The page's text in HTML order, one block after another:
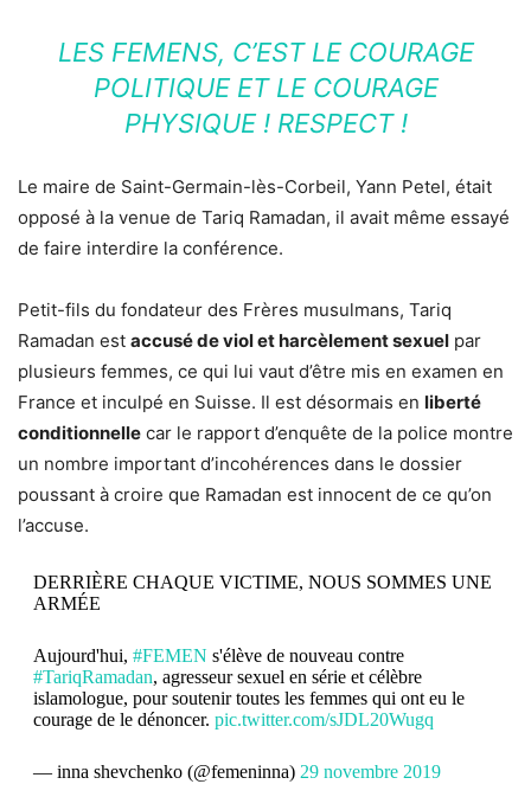
LES FEMENS, C’EST LE COURAGE
POLITIQUE ET LE COURAGE
PHYSIQUE ! RESPECT !
Le maire de Saint-Germain-lès-Corbeil, Yann Petel, était
opposé à la venue de Tariq Ramadan, il avait même essayé
de faire interdire la conférence.
Petit-fils du fondateur des Frères musulmans, Tariq
Ramadan est accusé de viol et harcèlement sexuel par
plusieurs femmes, ce qui lui vaut d’être mis en examen en
France et inculpé en Suisse. Il est désormais en liberté
conditionnelle car le rapport d’enquête de la police montre
un nombre important d’incohérences dans le dossier
poussant à croire que Ramadan est innocent de ce qu’on
l’accuse.
DERRIÈRE CHAQUE VICTIME, NOUS SOMMES UNE
ARMÉE
Aujourd'hui, #FEMEN s'élève de nouveau contre
#TariqRamadan, agresseur sexuel en série et célèbre
islamologue, pour soutenir toutes les femmes qui ont eu le
courage de le dénoncer. pic.twitter.com/sJDL20Wugq
— inna shevchenko (@femeninna) 29 novembre 2019